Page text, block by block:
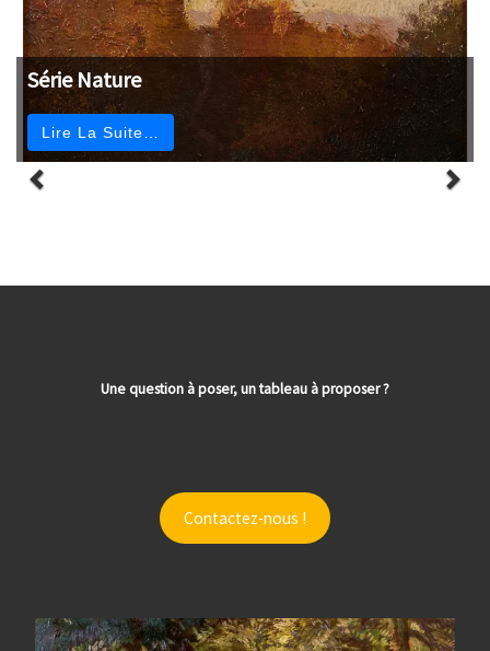
Série Nature
Lire La Suite…
Une question à poser, un tableau à proposer ?
Contactez-nous !